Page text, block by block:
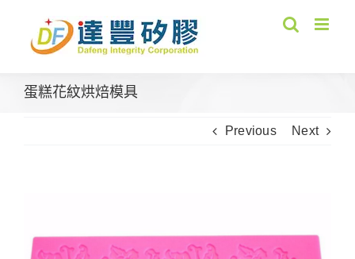
content
蛋糕花紋烘焙模具
Previous Next
Image